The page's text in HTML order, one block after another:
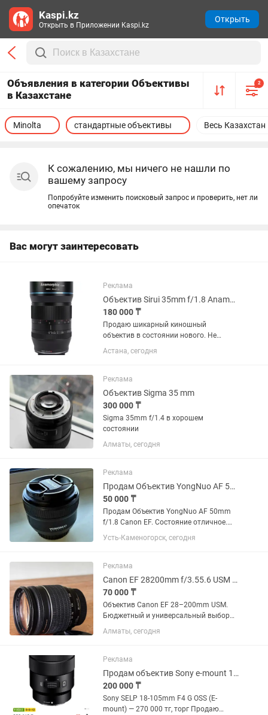
Объявления в категории Объективы
в Казахстане
2
Весь Казахстан
Minolta стандартные объективы
К сожалению, мы ничего не нашли по
вашему запросу
Попробуйте изменить поисковый запрос и проверить, нет ли
опечаток
Вас могут заинтересовать
Реклама
Объектив Sirui 35mm f/1.8 Anamorphic 1.33x для Sony E
180 000 ₸
Продаю шикарный киношный
объектив в состоянии нового. Не
использовался. Родной чехол. Торг
есть, предлагайте цену - подумаем
1.33x для Sony E
Астана, сегодня
Реклама
Объектив Sigma 35 mm
300 000 ₸
Sigma 35mm f/1.4 в хорошем
состоянии
Алматы, сегодня
Реклама
Продам Объектив YongNuo AF 50mm f/1.8 Canon EF
50 000 ₸
Продам Объектив YongNuo AF 50mm
f/1.8 Canon EF. Состояние отличное.
Цена 50000. Возможен торг. Звоните в
любое время Динара
Усть-Каменогорск, сегодня
Реклама
Canon EF 28200mm f/3.55.6 USM универсальный зум
70 000 ₸
Объектив Canon EF 28–200mm USM.
Бюджетный и универсальный выбор
для начинающих фотографов.
Отличный универсальный объектив
большой диапазон фокусных
расстояний: от...
Алматы, сегодня
Реклама
Продам объектив Sony e-mount 18-105
200 000 ₸
Sony SELP 18-105mm F4 G OSS (E-
mount) — 270 000 тг, торг Продаю
Kaspi.kz
Открыть в Приложении Kaspi.kz
Открыть